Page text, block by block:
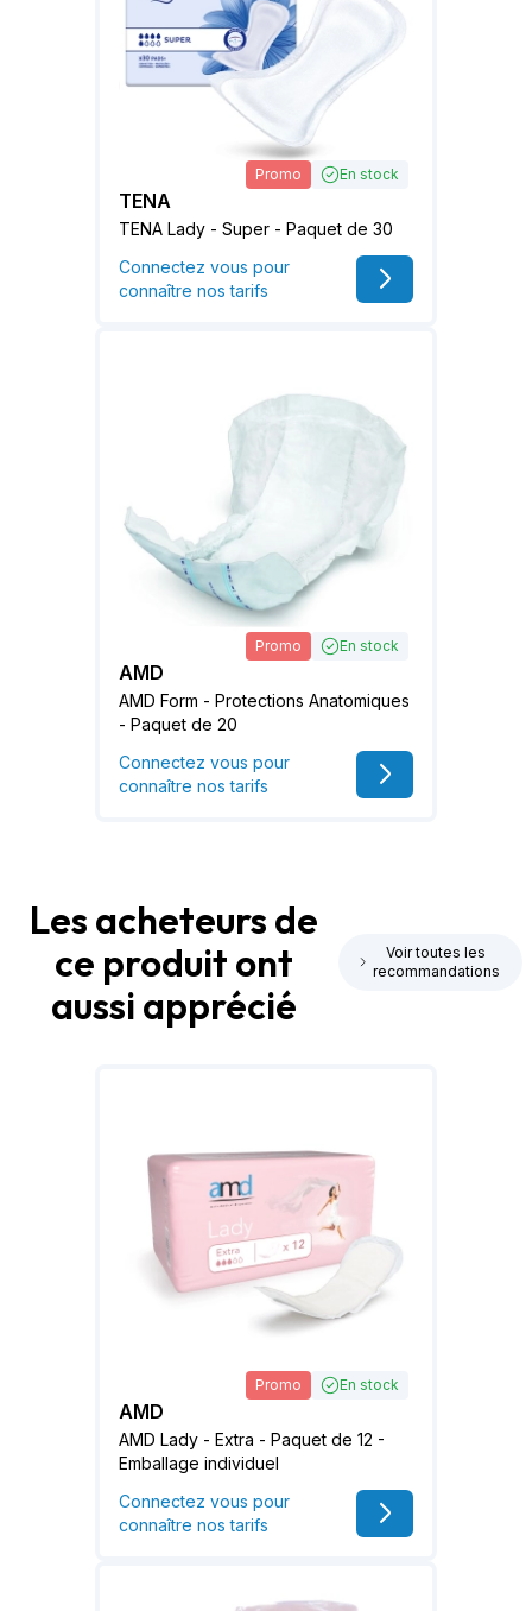
Promo En stock
TENA
TENA Lady - Super - Paquet de 30
Connectez vous pour
connaître nos tarifs
Promo En stock
AMD
AMD Form - Protections Anatomiques
- Paquet de 20
Connectez vous pour
connaître nos tarifs
Les acheteurs de
ce produit ont
aussi apprécié
Voir toutes les
recommandations
Promo En stock
AMD
AMD Lady - Extra - Paquet de 12 -
Emballage individuel
Connectez vous pour
connaître nos tarifs